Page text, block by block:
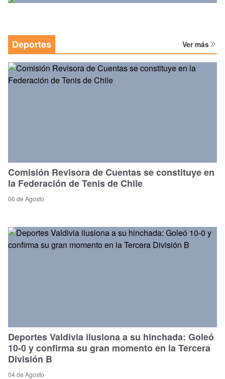
Deportes Ver más
Comisión Revisora de Cuentas se constituye en
la Federación de Tenis de Chile
06 de Agosto
Deportes Valdivia ilusiona a su hinchada: Goleó
10-0 y confirma su gran momento en la Tercera
División B
04 de Agosto